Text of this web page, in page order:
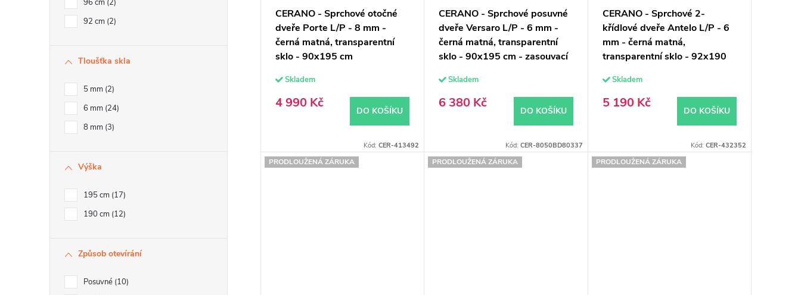
96 cm 2
92 cm 2
Tloušťka skla
5 mm 2
6 mm 24
8 mm 3
Výška
195 cm 17
190 cm 12
Způsob otevírání
Posuvné 10
ů
CERANO - Sprchové otočné
dveře Porte L/P - 8 mm -
černá matná, transparentní
sklo - 90x195 cm
Skladem
4 990 Kč
DO KOŠÍKU
Kód:CER-413492
CERANO - Sprchové posuvné
dveře Versaro L/P - 6 mm -
černá matná, transparentní
sklo - 90x195 cm - zasouvací
Skladem
6 380 Kč
DO KOŠÍKU
Kód: CER-8050BD80337
CERANO - Sprchové 2-
křídlové dveře Antelo L/P - 6
mm - černá matná,
transparentní sklo - 92x190
Skladem
5 190 Kč
DO KOŠÍKU
Kód: CER-432352
PRODLOUŽENÁ ZÁRUKA PRODLOUŽENÁ ZÁRUKA PRODLOUŽENÁ ZÁRUKA